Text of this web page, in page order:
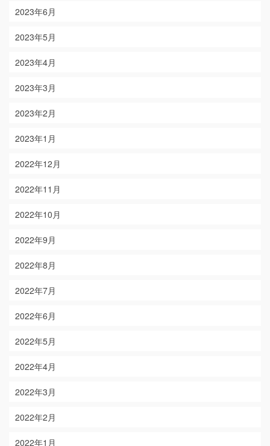
2023年6月
2023年5月
2023年4月
2023年3月
2023年2月
2023年1月
2022年12月
2022年11月
2022年10月
2022年9月
2022年8月
2022年7月
2022年6月
2022年5月
2022年4月
2022年3月
2022年2月
2022年1月